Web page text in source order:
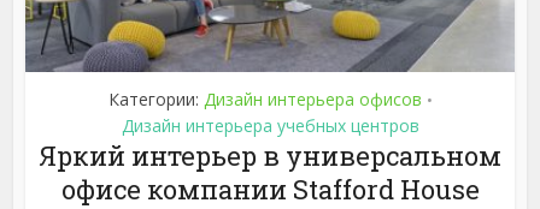
Категории: Дизайн интерьера офисов •
Дизайн интерьера учебных центров
Яркий интерьер в универсальном
офисе компании Stafford House